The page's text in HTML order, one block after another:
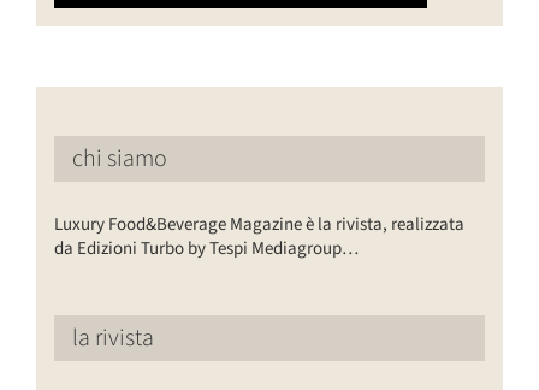
chi siamo
Luxury Food&Beverage Magazine è la rivista, realizzata
da Edizioni Turbo by Tespi Mediagroup…
la rivista